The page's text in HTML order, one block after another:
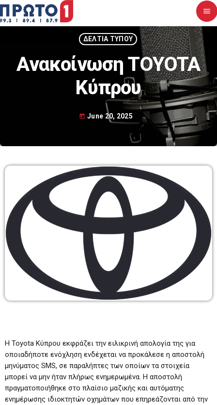
menu
close
Αρχική
Upcoming shows
BEST OF DRIVE TIME
09:00-11:00
09:00 - 11:00
17:00 - 18:00
REMIX & REWIND DJ SET
ΔΕΛΤΙΑ ΤΥΠΟΥ
Ανακοίνωση TOYOTA
Κύπρου
today June 20, 2025
Η Toyota Κύπρου εκφράζει την ειλικρινή απολογία της για
οποιαδήποτε ενόχληση ενδέχεται να προκάλεσε η αποστολή
μηνύματος SMS, σε παραλήπτες των οποίων τα στοιχεία
μπορεί να μην ήταν πλήρως ενημερωμένα. Η αποστολή
πραγματοποιήθηκε στο πλαίσιο μαζικής και αυτόματης
ενημέρωσης ιδιοκτητών οχημάτων που επηρεάζονται από την